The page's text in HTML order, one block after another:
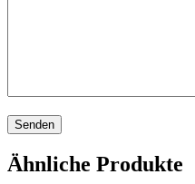
Ähnliche Produkte